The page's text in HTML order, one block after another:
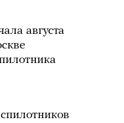
августа